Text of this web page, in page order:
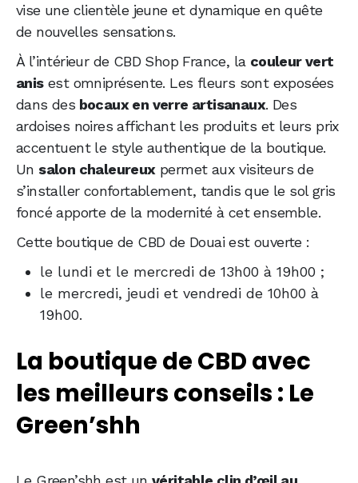
vise une clientèle jeune et dynamique en quête
de nouvelles sensations.
À l’intérieur de CBD Shop France, la couleur vert
anisest omniprésente. Les fleurs sont exposées
dans des bocaux en verre artisanaux. Des
ardoises noires affichant les produits et leurs prix
accentuent le style authentique de la boutique.
Un salon chaleureuxpermet aux visiteurs de
s’installer confortablement, tandis que le sol gris
foncé apporte de la modernité à cet ensemble.
Cette boutique de CBD de Douai est ouverte :
le lundi et le mercredi de 13h00 à 19h00 ;
le mercredi, jeudi et vendredi de 10h00 à
19h00.
La boutique de CBD avec
les meilleurs conseils : Le
Green’shh